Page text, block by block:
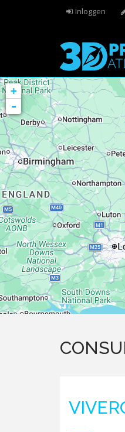
Overslaan en naar de algemene
Inloggen
+
-